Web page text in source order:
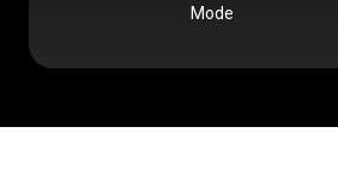
Mode